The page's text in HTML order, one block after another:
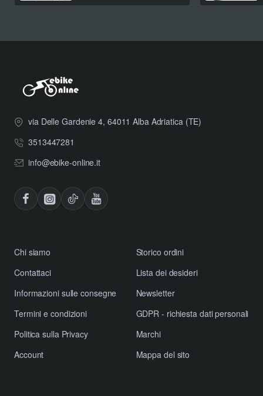
via Delle Gardenie 4, 64011 Alba Adriatica (TE)
3513447281
info@ebike-online.it
Chi siamo
Contattaci
Informazioni sulle consegne
Termini e condizioni
Politica sulla Privacy
Account
Storico ordini
Lista dei desideri
Newsletter
GDPR - richiesta dati personali
Marchi
Mappa del sito